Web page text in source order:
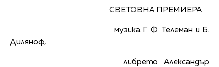
СВЕТОВНА ПРЕМИЕРА
музика Г. Ф. Телеман и Б.
Диляноф,
либрето Александър